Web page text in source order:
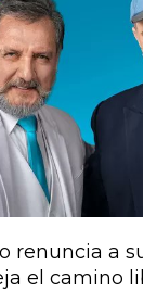
renuncia a
el camino